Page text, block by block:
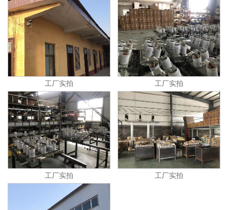
工厂实拍 工厂实拍
工厂实拍 工厂实拍